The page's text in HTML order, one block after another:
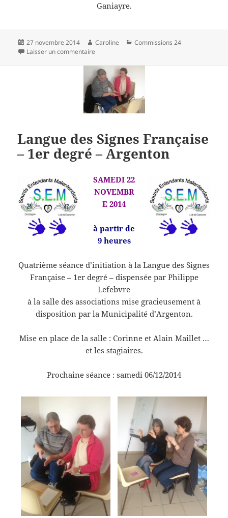
Ganiayre.
Publié
le
27 novembre 2014 Auteur
Caroline Catégories
Commissions 24
Laisser un commentaire
Langue des Signes Française
– 1er degré – Argenton
SAMEDI 22
NOVEMBR
E 2014
à partir de
9 heures
Quatrième séance d’initiation à la Langue des Signes
Française – 1er degré – dispensée par Philippe
Lefebvre
à la salle des associations mise gracieusement à
disposition par la Municipalité d’Argenton.
Mise en place de la salle : Corinne et Alain Maillet …
et les stagiaires.
Prochaine séance : samedi 06/12/2014